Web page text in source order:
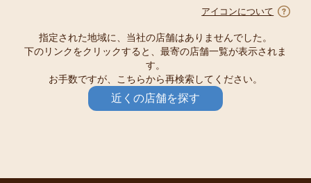
アイコンについて
指定された地域に、当社の店舗はありませんでした。
下のリンクをクリックすると、最寄の店舗一覧が表示されま
す。
お手数ですが、こちらから再検索してください。
近くの店舗を探す